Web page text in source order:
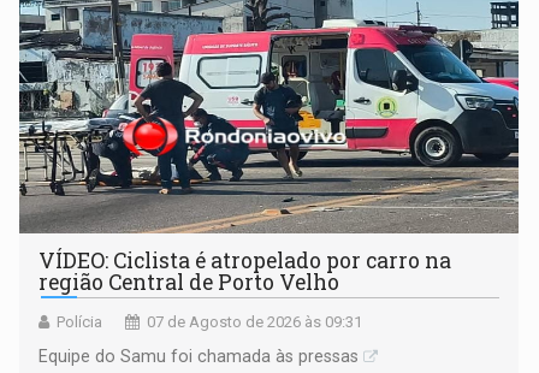
VÍDEO: Ciclista é atropelado por carro na
região Central de Porto Velho
Polícia 07 de Agosto de 2026 às 09:31
Equipe do Samu foi chamada às pressas